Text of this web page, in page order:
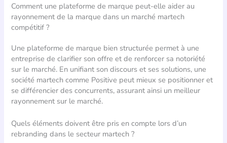
Comment une plateforme de marque peut-elle aider au
rayonnement de la marque dans un marché martech
compétitif ?
Une plateforme de marque bien structurée permet à une
entreprise de clarifier son offre et de renforcer sa notoriété
sur le marché. En unifiant son discours et ses solutions, une
société martech comme Positive peut mieux se positionner et
se différencier des concurrents, assurant ainsi un meilleur
rayonnement sur le marché.
Quels éléments doivent être pris en compte lors d’un
rebranding dans le secteur martech ?